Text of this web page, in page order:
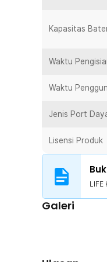
Ukuran
Desain mini
Bentuknya
Menggunakan
minimalis dan
Rincian yang
1 x LIFE
1 x Lanyard
1 x Kabel
Kapasitas
Waktu
Waktu
Jenis Port
Lisensi Produk
Galeri